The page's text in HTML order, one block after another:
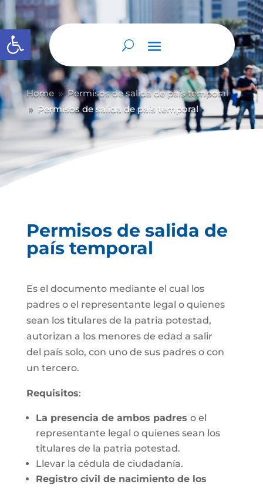
Abrir barra de herramientas
Home 9 Permisos de salida de país temporal
9 Permisos de salida de país temporal
Permisos de salida de
país temporal
Es el documento mediante el cual los
padres o el representante legal o quienes
sean los titulares de la patria potestad,
autorizan a los menores de edad a salir
del país solo, con uno de sus padres o con
un tercero.
Requisitos:
La presencia de ambos padres o el
representante legal o quienes sean los
titulares de la patria potestad.
Llevar la cédula de ciudadanía.
Registro civil de nacimiento de los